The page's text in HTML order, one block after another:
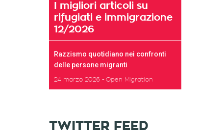
I migliori articoli su
rifugiati e immigrazione
12/2026
Razzismo quotidiano nei confronti
delle persone migranti
24 marzo 2026 Open Migration
TWITTER FEED